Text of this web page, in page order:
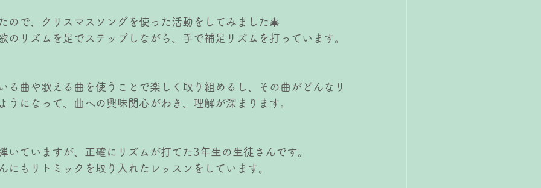
ので、クリスマスソングを使った活動をしてみました🎄
のリズムを足でステップしながら、手で補足リズムを打っています。
る曲や歌える曲を使うことで楽しく取り組めるし、その曲がどんなリ
うになって、曲への興味関心がわき、理解が深まります。
いていますが、正確にリズムが打てた3年生の生徒さんです。
にもリトミックを取り入れたレッスンをしています。